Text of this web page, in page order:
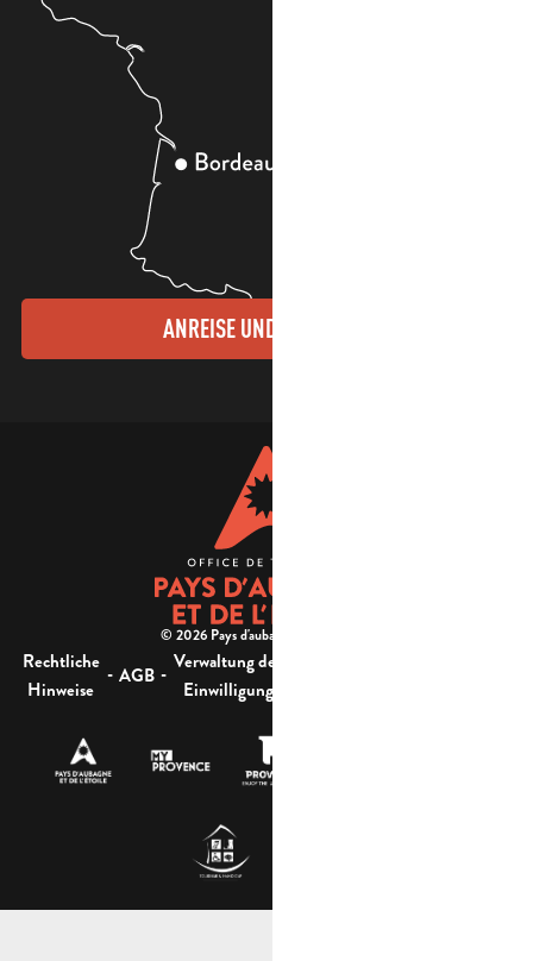
ANREISE UND KONTAKTE
© 2026 Pays d'aubagne et de l'étoile -
Rechtliche
Hinweise
- AGB - Verwaltung der
Einwilligung